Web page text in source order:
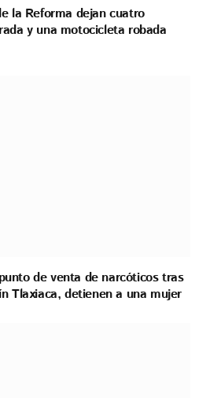
la Reforma dejan cuatro
y una motocicleta robada
de venta de narcóticos tras
Tlaxiaca, detienen a una mujer